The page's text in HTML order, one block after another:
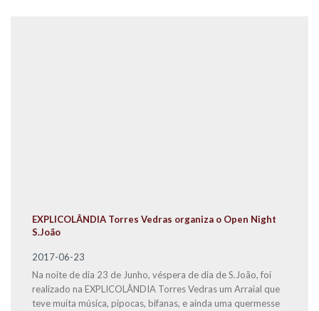
EXPLICOLÂNDIA Torres Vedras organiza o Open Night
S.João
2017-06-23
Na noite de dia 23 de Junho, véspera de dia de S.João, foi
realizado na EXPLICOLÂNDIA Torres Vedras um Arraial que
teve muita música, pipocas, bifanas, e ainda uma quermesse